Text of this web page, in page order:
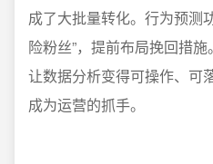
成了大批量转化。行为预测
险粉丝”，提前布局挽回措
让数据分析变得可操作、可
成为运营的抓手。